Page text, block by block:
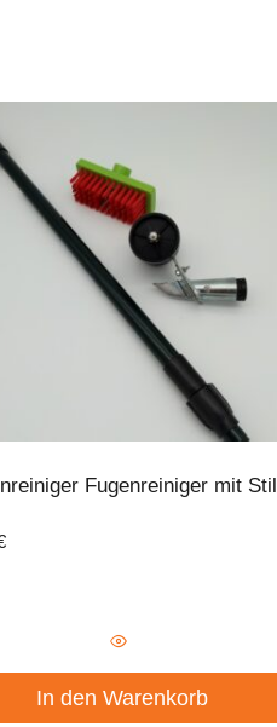
Fugenreiniger mit Stil
In den Warenkorb